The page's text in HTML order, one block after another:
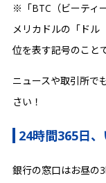
※「BTC（ビーティ
メリカドルの「ドル
位を表す記号のこと
ニュースや取引所で
さい！
24時間365日
銀行の窓口はお昼の